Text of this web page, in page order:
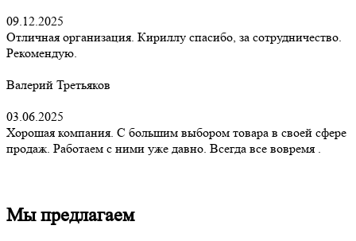
09.12.2025
Отличная организация. Кириллу спасибо, за сотрудничество.
Рекомендую.
Валерий Третьяков
03.06.2025
Хорошая компания. С большим выбором товара в своей сфере
продаж. Работаем с ними уже давно. Всегда все вовремя .
Мы предлагаем